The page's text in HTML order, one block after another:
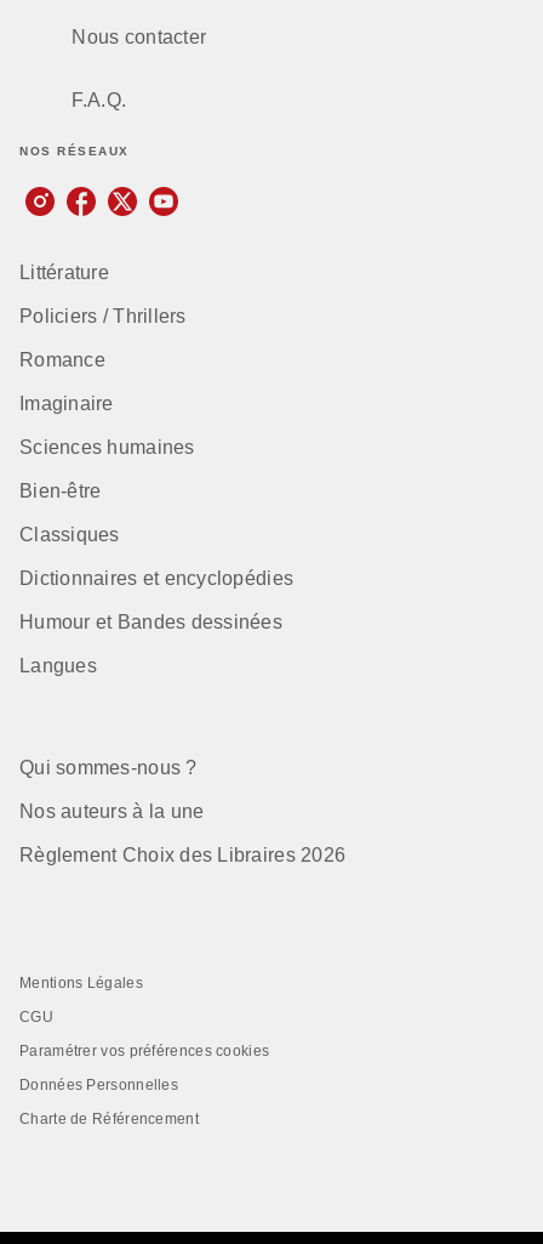
Nous contacter
F.A.Q.
NOS RÉSEAUX
Littérature
Policiers / Thrillers
Romance
Imaginaire
Sciences humaines
Bien-être
Classiques
Dictionnaires et encyclopédies
Humour et Bandes dessinées
Langues
Qui sommes-nous ?
Nos auteurs à la une
Règlement Choix des Libraires 2026
Mentions Légales
CGU
Paramétrer vos préférences cookies
Données Personnelles
Charte de Référencement